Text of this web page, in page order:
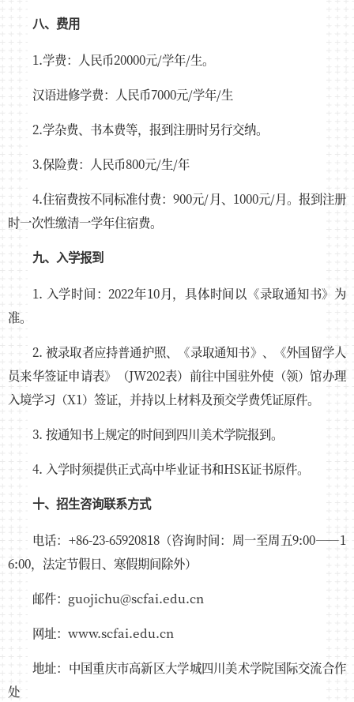
八、费用
1.学费：人民币20000元/学年/生。
汉语进修学费：人民币7000元/学年/生
2.学杂费、书本费等，报到注册时另行交纳。
3.保险费：人民币800元/生/年
4.住宿费按不同标准付费：900元/月、1000元/月。报到注册
时一次性缴清一学年住宿费。
九、入学报到
1. 入学时间：2022年10月，具体时间以《录取通知书》为
准。
2. 被录取者应持普通护照、《录取通知书》、《外国留学人
员来华签证申请表》（JW202表）前往中国驻外使（领）馆办理
入境学习（X1）签证，并持以上材料及预交学费凭证原件。
3. 按通知书上规定的时间到四川美术学院报到。
4. 入学时须提供正式高中毕业证书和HSK证书原件。
十、招生咨询联系方式
电话：+86-23-65920818（咨询时间：周一至周五9:00——1
6:00，法定节假日、寒假期间除外）
邮件：guojichu@scfai.edu.cn
网址：www.scfai.edu.cn
地址：中国重庆市高新区大学城四川美术学院国际交流合作
处